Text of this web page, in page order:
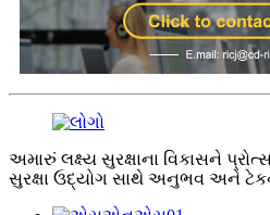
અમારું લક્ષ્ય સુરક્ષાના વિકાસને
સુરક્ષા ઉદ્યોગ સાથે અનુભવ અને